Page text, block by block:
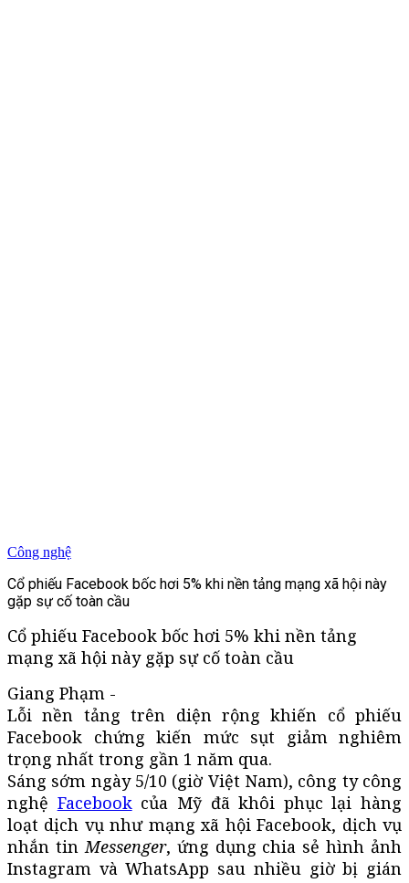
Công nghệ
Cổ phiếu Facebook bốc hơi 5% khi nền tảng mạng xã hội này
gặp sự cố toàn cầu
Cổ phiếu Facebook bốc hơi 5% khi nền tảng
mạng xã hội này gặp sự cố toàn cầu
Giang Phạm -
Lỗi nền tảng trên diện rộng khiến cổ phiếu
Facebook chứng kiến mức sụt giảm nghiêm
trọng nhất trong gần 1 năm qua.
Sáng sớm ngày 5/10 (giờ Việt Nam), công ty công
nghệ Facebookcủa Mỹ đã khôi phục lại hàng
loạt dịch vụ như mạng xã hội Facebook, dịch vụ
nhắn tinMessenger, ứng dụng chia sẻ hình ảnh
Instagram và WhatsApp sau nhiều giờ bị gián